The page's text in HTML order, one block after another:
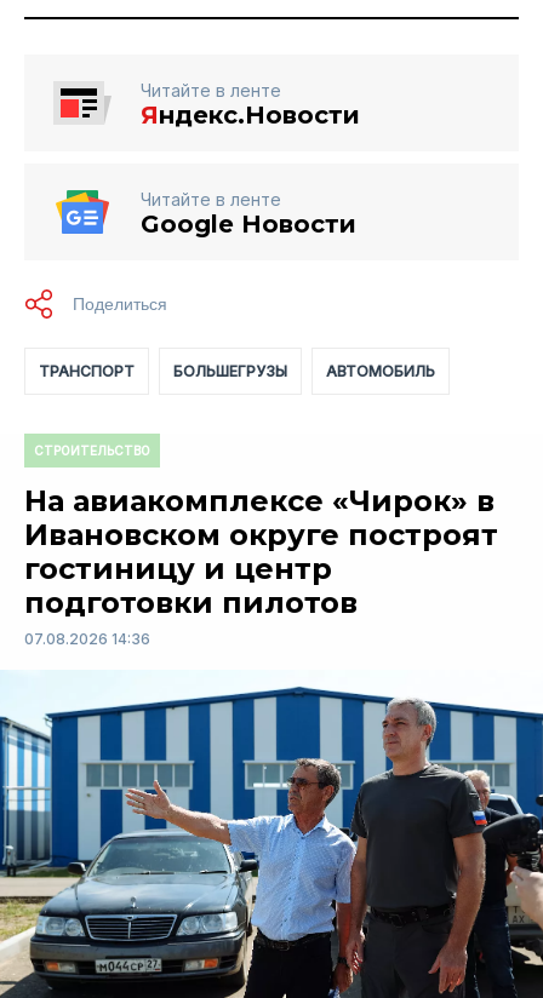
Читайте в ленте
Яндекс.Новости
Читайте в ленте
Google Новости
ТРАНСПОРТ БОЛЬШЕГРУЗЫ АВТОМОБИЛЬ
СТРОИТЕЛЬСТВО
На авиакомплексе «Чирок» в
Ивановском округе построят
гостиницу и центр
подготовки пилотов
07.08.2026 14:36